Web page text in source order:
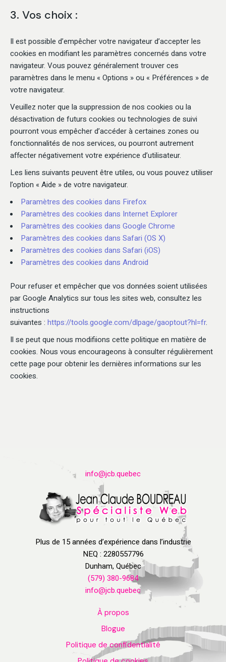
3. Vos choix :
Il est possible d’empêcher votre navigateur d’accepter les
cookies en modifiant les paramètres concernés dans votre
navigateur. Vous pouvez généralement trouver ces
paramètres dans le menu « Options » ou « Préférences » de
votre navigateur.
Veuillez noter que la suppression de nos cookies ou la
désactivation de futurs cookies ou technologies de suivi
pourront vous empêcher d’accéder à certaines zones ou
fonctionnalités de nos services, ou pourront autrement
affecter négativement votre expérience d’utilisateur.
Les liens suivants peuvent être utiles, ou vous pouvez utiliser
l’option « Aide » de votre navigateur.
Paramètres des cookies dans Firefox
Paramètres des cookies dans Internet Explorer
Paramètres des cookies dans Google Chrome
Paramètres des cookies dans Safari (OS X)
Paramètres des cookies dans Safari (iOS)
Paramètres des cookies dans Android
Pour refuser et empêcher que vos données soient utilisées
par Google Analytics sur tous les sites web, consultez les
instructions
suivantes : https://tools.google.com/dlpage/gaoptout?hl=fr.
Il se peut que nous modifiions cette politique en matière de
cookies. Nous vous encourageons à consulter régulièrement
cette page pour obtenir les dernières informations sur les
cookies.
info@jcb.quebec
Plus de 15 années d’expérience dans l’industrie
NEQ : 2280557796
Dunham, Québec
(579) 380-9684
info@jcb.quebec
À propos
Blogue
Politique de confidentialité